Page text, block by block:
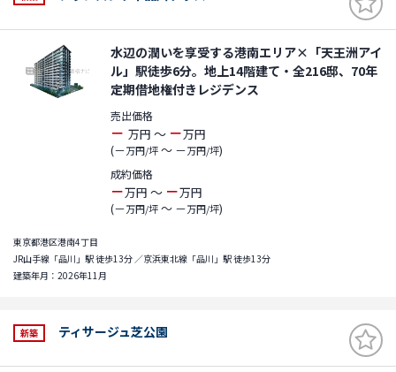
水辺の潤いを享受する港南エリア×「天王洲アイ
ル」駅徒歩6分。地上14階建て・全216邸、70年
定期借地権付きレジデンス
売出価格
－ 万円 ～ －万円
(－万円/坪～ －万円/坪)
成約価格
－万円 ～ －万円
(－万円/坪～ －万円/坪)
東京都港区港南4丁目
JR山手線「品川」駅 徒歩13分 ／京浜東北線「品川」駅 徒歩13分
建築年月：2026年11月
新築 ティサージュ芝公園